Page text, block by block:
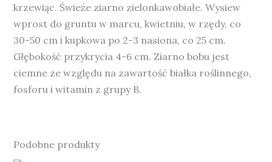
krzewiąc. Świeże ziarno zielonkawobiałe. Wysiew
wprost do gruntu w marcu, kwietniu, w rzędy, co
30-50 cm i kupkowa po 2-3 nasiona, co 25 cm.
Głębokość przykrycia 4-6 cm. Ziarno bobu jest
ciemne ze względu na zawartość białka roślinnego,
fosforu i witamin z grupy B.
Podobne produkty